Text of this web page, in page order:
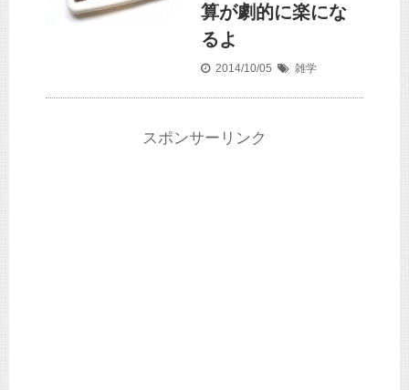
算が劇的に楽にな
るよ
2014/10/05 雑学
スポンサーリンク